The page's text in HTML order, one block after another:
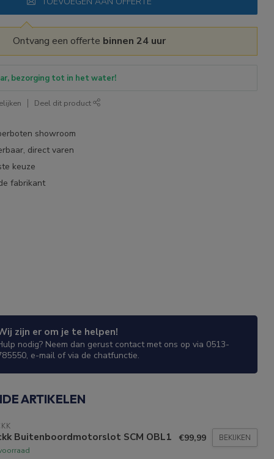
Ontvang een offerte binnen 24 uur
bezorging tot in het water!
Deel dit product
showroom
direct varen
keuze
fabrikant
zijn er om je te helpen!
nodig? Neem dan gerust contact met ons op via 0513-
e-mail of via de chatfunctie.
ARTIKELEN
Buitenboordmotorslot SCM OBL1 €99,99 BEKIJKEN